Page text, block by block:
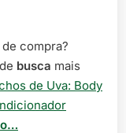
compra?
busca mais
de Uva: Body